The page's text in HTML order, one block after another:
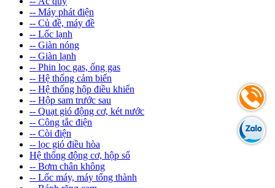
-- Máy phát điện
-- Củ đề, máy đề
-- Lốc lạnh
-- Giàn nóng
-- Giàn lạnh
-- Phin lọc gas, ống gas
-- Hệ thống cảm biến
-- Hệ thống hộp điều khiển
-- Hộp sam trước sau
-- Quạt gió động cơ, két nước
-- Công tắc điện
-- Còi điện
-- lọc gió điều hòa
Hệ thống động cơ, hộp số
-- Bơm chân không
-- Lốc máy, máy tổng thành